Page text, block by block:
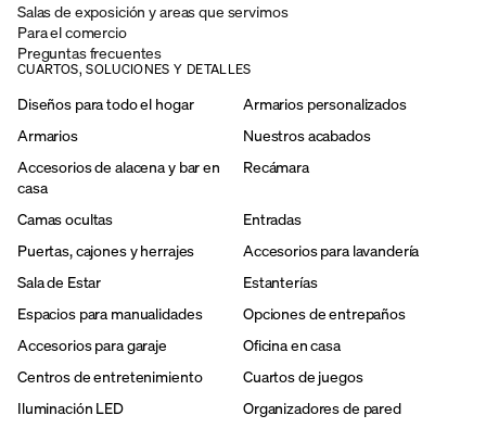
Salas de exposición y areas que servimos
Para el comercio
Preguntas frecuentes
CUARTOS, SOLUCIONES Y DETALLES
Diseños para todo el hogar
Armarios personalizados
Armarios
Nuestros acabados
Accesorios de alacena y bar en
casa
Recámara
Camas ocultas
Entradas
Puertas, cajones y herrajes
Accesorios para lavandería
Sala de Estar
Estanterías
Espacios para manualidades
Opciones de entrepaños
Accesorios para garaje
Oficina en casa
Centros de entretenimiento
Cuartos de juegos
Iluminación LED
Organizadores de pared